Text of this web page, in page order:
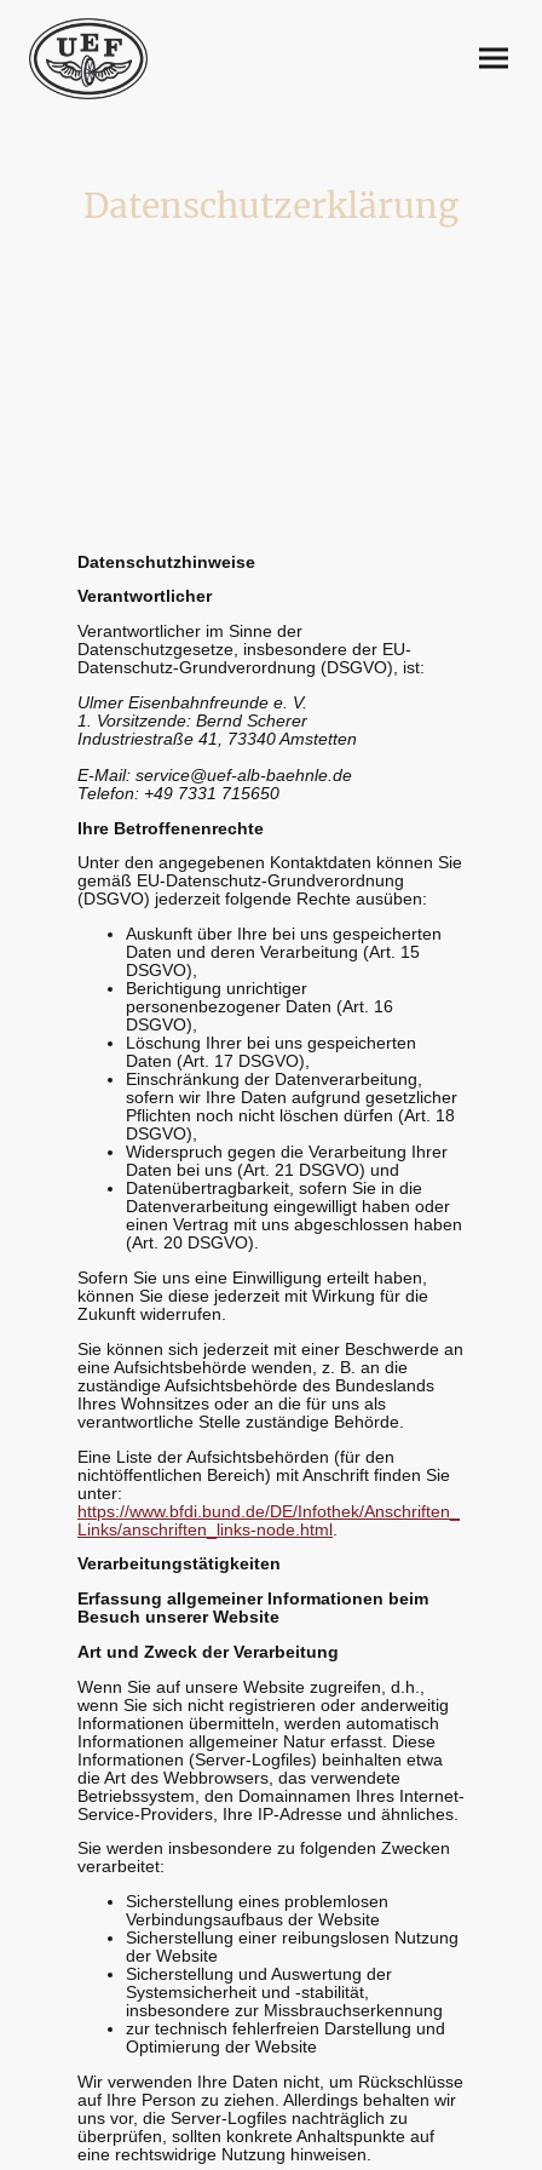
Datenschutzerklärung
Datenschutzhinweise
Verantwortlicher
Verantwortlicher im Sinne der
Datenschutzgesetze, insbesondere der EU-
Datenschutz-Grundverordnung (DSGVO), ist:
Ulmer Eisenbahnfreunde e. V.
1. Vorsitzende: Bernd Scherer
Industriestraße 41, 73340 Amstetten
E-Mail: service@uef-alb-baehnle.de
Telefon: +49 7331 715650
Ihre Betroffenenrechte
Unter den angegebenen Kontaktdaten können Sie
gemäß EU-Datenschutz-Grundverordnung
(DSGVO) jederzeit folgende Rechte ausüben:
Auskunft über Ihre bei uns gespeicherten
Daten und deren Verarbeitung (Art. 15
DSGVO),
Berichtigung unrichtiger
personenbezogener Daten (Art. 16
DSGVO),
Löschung Ihrer bei uns gespeicherten
Daten (Art. 17 DSGVO),
Einschränkung der Datenverarbeitung,
sofern wir Ihre Daten aufgrund gesetzlicher
Pflichten noch nicht löschen dürfen (Art. 18
DSGVO),
Widerspruch gegen die Verarbeitung Ihrer
Daten bei uns (Art. 21 DSGVO) und
Datenübertragbarkeit, sofern Sie in die
Datenverarbeitung eingewilligt haben oder
einen Vertrag mit uns abgeschlossen haben
(Art. 20 DSGVO).
Sofern Sie uns eine Einwilligung erteilt haben,
können Sie diese jederzeit mit Wirkung für die
Zukunft widerrufen.
Sie können sich jederzeit mit einer Beschwerde an
eine Aufsichtsbehörde wenden, z. B. an die
zuständige Aufsichtsbehörde des Bundeslands
Ihres Wohnsitzes oder an die für uns als
verantwortliche Stelle zuständige Behörde.
Eine Liste der Aufsichtsbehörden (für den
nichtöffentlichen Bereich) mit Anschrift finden Sie
unter:
https://www.bfdi.bund.de/DE/Infothek/Anschriften_
Links/anschriften_links-node.html
Verarbeitungstätigkeiten
Erfassung allgemeiner Informationen beim
Besuch unserer Website
Art und Zweck der Verarbeitung
Wenn Sie auf unsere Website zugreifen, d.h.,
wenn Sie sich nicht registrieren oder anderweitig
Informationen übermitteln, werden automatisch
Informationen allgemeiner Natur erfasst. Diese
Informationen (Server-Logfiles) beinhalten etwa
die Art des Webbrowsers, das verwendete
Betriebssystem, den Domainnamen Ihres Internet-
Service-Providers, Ihre IP-Adresse und ähnliches.
Sie werden insbesondere zu folgenden Zwecken
verarbeitet:
Sicherstellung eines problemlosen
Verbindungsaufbaus der Website
Sicherstellung einer reibungslosen Nutzung
der Website
Sicherstellung und Auswertung der
Systemsicherheit und -stabilität,
insbesondere zur Missbrauchserkennung
zur technisch fehlerfreien Darstellung und
Optimierung der Website
Wir verwenden Ihre Daten nicht, um Rückschlüsse
auf Ihre Person zu ziehen. Allerdings behalten wir
uns vor, die Server-Logfiles nachträglich zu
überprüfen, sollten konkrete Anhaltspunkte auf
eine rechtswidrige Nutzung hinweisen.